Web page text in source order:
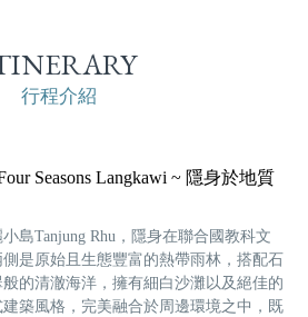
行程介紹
Seasons Langkawi ~ 隱身於地質
島Tanjung Rhu，隱身在聯合國教科文
是原始且生態豐富的熱帶雨林，搭配石
的清澈海洋，擁有細白沙灘以及絕佳的
築風格，完美融合於周邊環境之中，既